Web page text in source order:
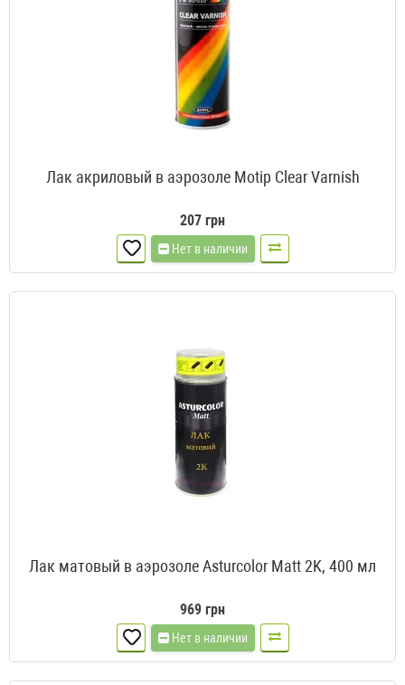
Лак акриловый в аэрозоле Motip Clear Varnish
207 грн
Нет в наличии
Лак матовый в аэрозоле Asturcolor Matt 2K, 400 мл
969 грн
Нет в наличии